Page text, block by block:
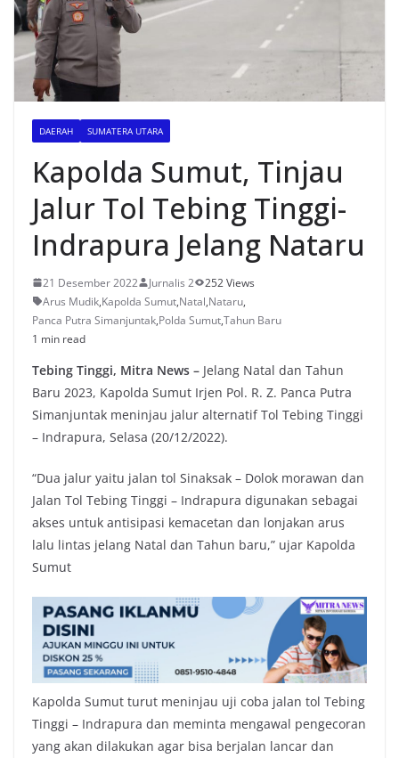
DAERAH SUMATERA UTARA
Kapolda Sumut, Tinjau
Jalur Tol Tebing Tinggi-
Indrapura Jelang Nataru
21 Desember 2022 Jurnalis 2
252 Views
Arus Mudik,Kapolda Sumut,Natal,Nataru,
Panca Putra Simanjuntak,Polda Sumut,Tahun Baru
1 min read
Tebing Tinggi, Mitra News – Jelang Natal dan Tahun
Baru 2023, Kapolda Sumut Irjen Pol. R. Z. Panca Putra
Simanjuntak meninjau jalur alternatif Tol Tebing Tinggi
– Indrapura, Selasa (20/12/2022).
“Dua jalur yaitu jalan tol Sinaksak – Dolok morawan dan
Jalan Tol Tebing Tinggi – Indrapura digunakan sebagai
akses untuk antisipasi kemacetan dan lonjakan arus
lalu lintas jelang Natal dan Tahun baru,” ujar Kapolda
Sumut
Kapolda Sumut turut meninjau uji coba jalan tol Tebing
Tinggi – Indrapura dan meminta mengawal pengecoran
yang akan dilakukan agar bisa berjalan lancar dan